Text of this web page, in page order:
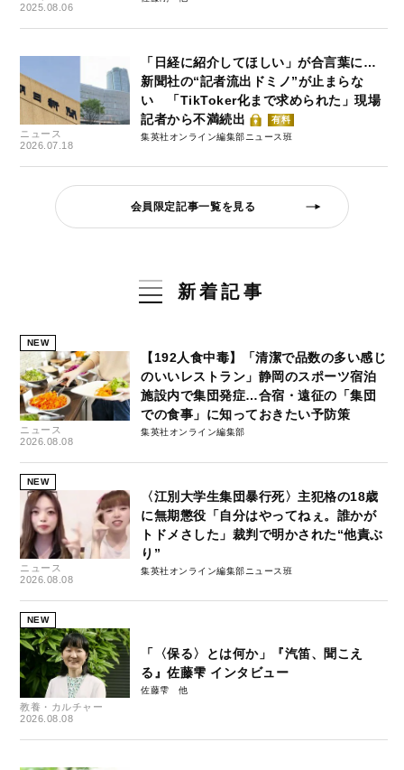
2025.08.06
ニュース
2026.07.18
「日経に紹介してほしい」が合言葉に…
新聞社の“記者流出ドミノ”が止まらな
い 「TikToker化まで求められた」現場
記者から不満続出
有料
集英社オンライン編集部ニュース班
会員限定記事一覧を見る
新着記事
NEW
ニュース
2026.08.08
【192人食中毒】「清潔で品数の多い感じ
のいいレストラン」静岡のスポーツ宿泊
施設内で集団発症…合宿・遠征の「集団
での食事」に知っておきたい予防策
集英社オンライン編集部
NEW
ニュース
2026.08.08
〈江別大学生集団暴行死〉主犯格の18歳
に無期懲役「自分はやってねぇ。誰かが
トドメさした」裁判で明かされた“他責ぶ
り”
集英社オンライン編集部ニュース班
NEW
教養・カルチャー
2026.08.08
「〈保る〉とは何か」『汽笛、聞こえ
る』佐藤雫 インタビュー
佐藤雫